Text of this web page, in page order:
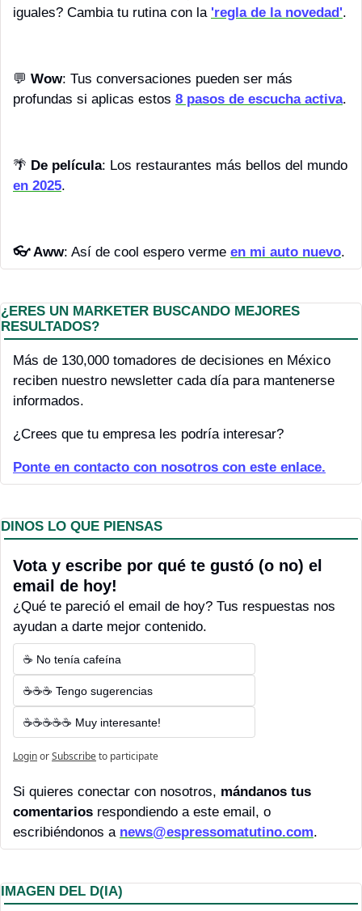
iguales? Cambia tu rutina con la 'regla de la novedad'.
💬 Wow: Tus conversaciones pueden ser más
profundas si aplicas estos 8 pasos de escucha activa.
🌴 De película
en 2025.
👓 Aww: Así de cool espero verme en mi auto nuevo
¿ERES UN MARKETER BUSCANDO MEJORES
RESULTADOS?
Más de 130,000 tomadores de decisiones en México
reciben nuestro newsletter cada día para mantenerse
informados.
¿Crees que tu empresa les podría interesar?
Ponte en contacto con nosotros con este enlace.
DINOS LO QUE PIENSAS
Vota y escribe por qué te gustó (o no) el
email de hoy!
¿Qué te pareció el email de hoy? Tus respuestas nos
ayudan a darte mejor contenido.
☕ No tenía cafeína
☕☕☕ Tengo sugerencias
☕☕☕☕☕ Muy interesante!
LoginorSubscribeto participate
Si quieres conectar con nosotros, mándanos tus
comentarios respondiendo a este email, o
escribiéndonos a news@espressomatutino.com.
IMAGEN DEL D(IA)